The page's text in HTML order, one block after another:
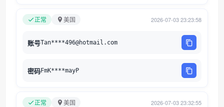
正常 美国 2026-07-03 23:23:58
账号Tan****496@hotmail.com
密码FmK****mayP
正常 美国 2026-07-03 23:32:55